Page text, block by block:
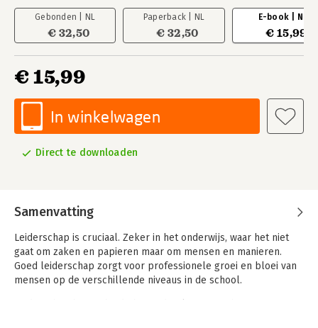
Gebonden | NL
€ 32,50
Paperback | NL
€ 32,50
E-book | NL
€ 15,99
€ 15,99
In winkelwagen
Direct te downloaden
Samenvatting
Leiderschap is cruciaal. Zeker in het onderwijs, waar het niet
gaat om zaken en papieren maar om mensen en manieren.
Goed leiderschap zorgt voor professionele groei en bloei van
mensen op de verschillende niveaus in de school.